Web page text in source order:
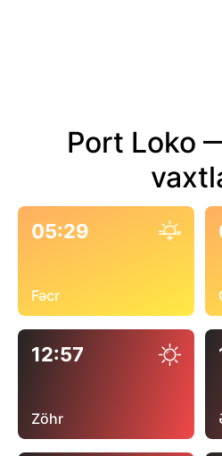
Port Loko
05:29
Fəcr
12:57
Zöhr